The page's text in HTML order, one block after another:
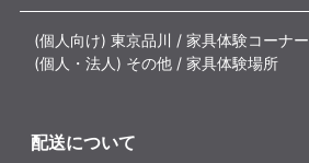
(個人向け) 東京品川 / 家具体験コーナー
(個人・法人) その他 / 家具体験場所
配送について